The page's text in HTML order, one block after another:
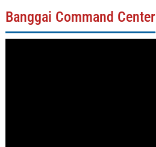
Banggai Command Center